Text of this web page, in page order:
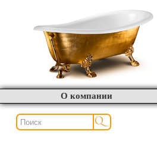
О компании